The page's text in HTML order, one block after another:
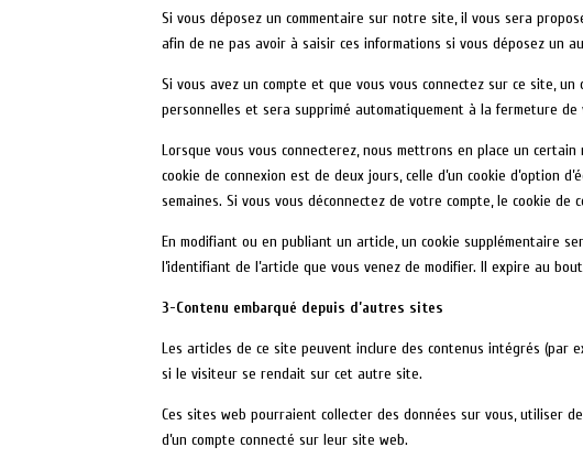
Si vous déposez un commentaire sur notre site, il vous sera
afin de ne pas avoir à saisir ces informations si vous déposez un
Si vous avez un compte et que vous vous connectez sur ce site,
personnelles et sera supprimé automatiquement à la fermeture
Lorsque vous vous connecterez, nous mettrons en place un
cookie de connexion est de deux jours, celle d’un cookie d’option
semaines. Si vous vous déconnectez de votre compte, le cookie de
En modifiant ou en publiant un article, un cookie supplémentaire
l’identifiant de l’article que vous venez de modifier. Il expire au bout
3-Contenu embarqué depuis d’autres sites
Les articles de ce site peuvent inclure des contenus intégrés (par
si le visiteur se rendait sur cet autre site.
Ces sites web pourraient collecter des données sur vous, utiliser
d’un compte connecté sur leur site web.